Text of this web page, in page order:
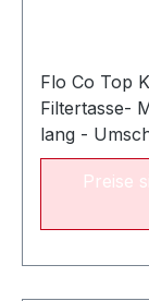
Flo Co Top
Filtertasse-
lang -
- Filtertasse
-0,7/+0,9
Preise